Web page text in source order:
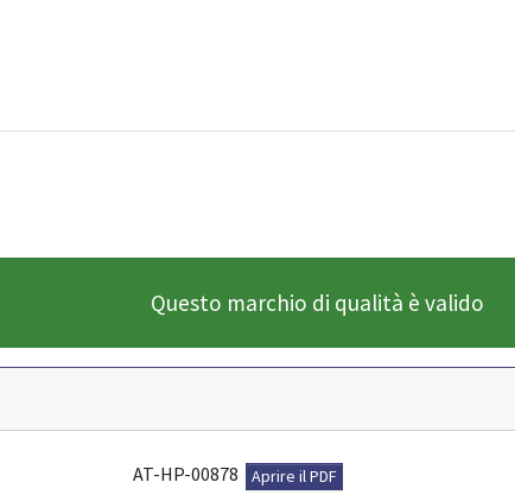
Questo marchio di qualità è valido
AT-HP-00878 Aprire il PDF